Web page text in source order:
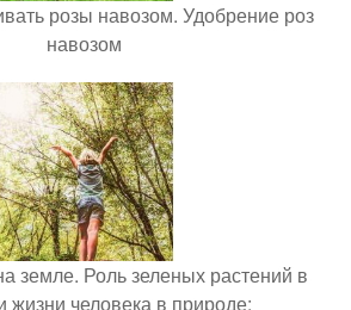
розы навозом. Удобрение роз
навозом
земле. Роль зеленых растений в
жизни человека в природе: